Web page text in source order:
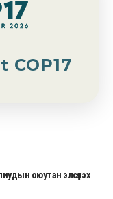
COP17
оюутан элсүүлэх